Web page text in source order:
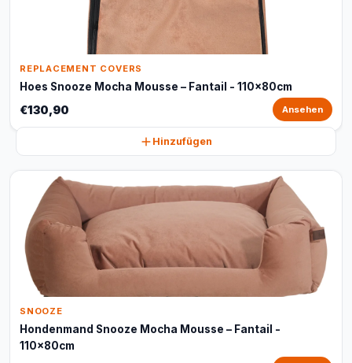
REPLACEMENT COVERS
Hoes Snooze Mocha Mousse – Fantail - 110x80cm
€130,90 Ansehen
Hinzufügen
SNOOZE
Hondenmand Snooze Mocha Mousse – Fantail -
110x80cm